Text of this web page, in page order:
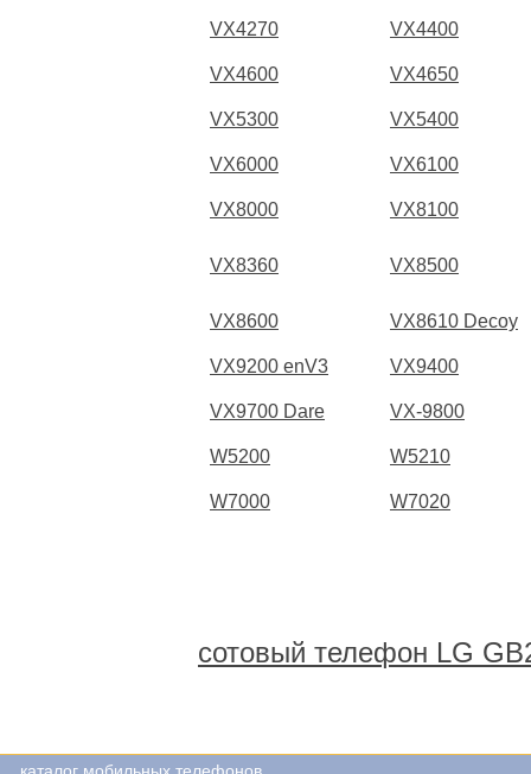
VX4270 VX4400
VX4600 VX4650
VX5300 VX5400
VX6000 VX6100
VX8000 VX8100
VX8360 VX8500
VX8600 VX8610 Decoy
VX9200 enV3 VX9400
VX9700 Dare VX-9800
W5200 W5210
W7000 W7020
сотовый телефон LG